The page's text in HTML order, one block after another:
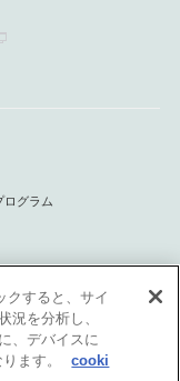
ログラム
クすると、サイ
況を分析し、
、デバイスに
ます。
cooki